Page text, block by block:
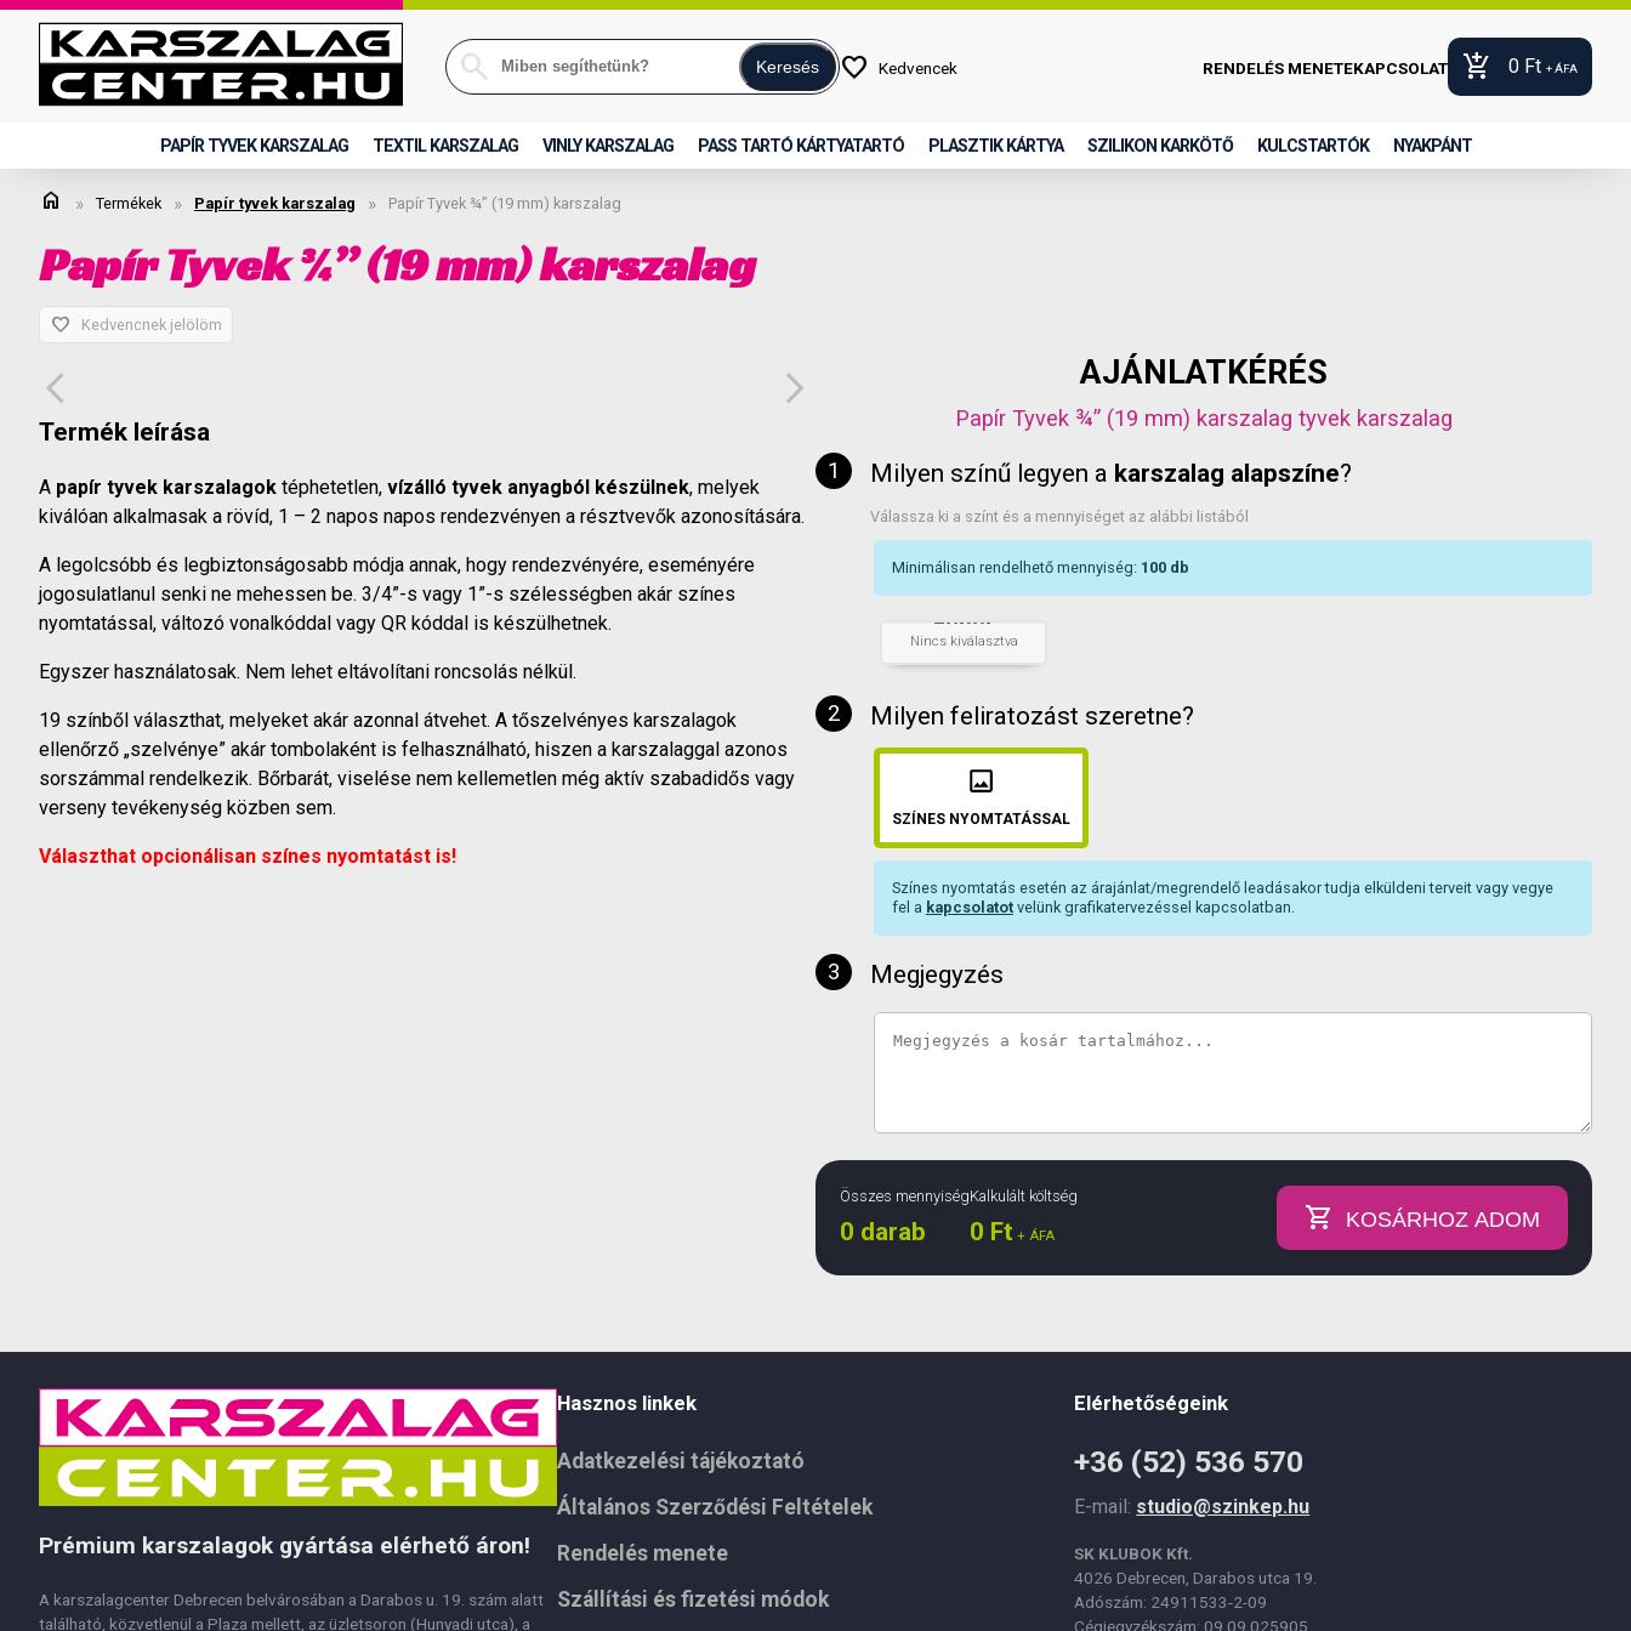
Keresés favorite Kedvencek RENDELÉS MENETEKAPCSOLAT add_shopping_cart 0 Ft + ÁFA
PAPÍR TYVEK KARSZALAG TEXTIL KARSZALAG VINLY KARSZALAG PASS TARTÓ KÁRTYATARTÓ PLASZTIK KÁRTYA SZILIKON KARKÖTŐ KULCSTARTÓK NYAKPÁNT
home » Termékek » Papír tyvek karszalag » Papír Tyvek ¾” (19 mm) karszalag
Papír Tyvek ¾” (19 mm) karszalag
favorite Kedvencnek jelölöm
arrow_back_ios arrow_forward_ios
Termék leírása
A papír tyvek karszalagok téphetetlen, vízálló tyvek anyagból készülnek, melyek
kiválóan alkalmasak a rövíd, 1 – 2 napos napos rendezvényen a résztvevők azonosítására.
A legolcsóbb és legbiztonságosabb módja annak, hogy rendezvényére, eseményére
jogosulatlanul senki ne mehessen be. 3/4”-s vagy 1”-s szélességben akár színes
nyomtatással, változó vonalkóddal vagy QR kóddal is készülhetnek.
Egyszer használatosak. Nem lehet eltávolítani roncsolás nélkül.
19 színből választhat, melyeket akár azonnal átvehet. A tőszelvényes karszalagok
ellenőrző „szelvénye” akár tombolaként is felhasználható, hiszen a karszalaggal azonos
sorszámmal rendelkezik. Bőrbarát, viselése nem kellemetlen még aktív szabadidős vagy
verseny tevékenység közben sem.
Választhat opcionálisan színes nyomtatást is!
AJÁNLATKÉRÉS
Papír Tyvek ¾” (19 mm) karszalag tyvek karszalag
Milyen színű legyen a karszalag alapszíne?
Válassza ki a színt és a mennyiséget az alábbi listából
Minimálisan rendelhető mennyiség: 100 db
Fehér
Nincs kiválasztva
db
Milyen feliratozást szeretne?
SZÍNES NYOMTATÁSSAL
Színes nyomtatás esetén az árajánlat/megrendelő leadásakor tudja elküldeni terveit vagy vegye
fel a kapcsolatot velünk grafikatervezéssel kapcsolatban.
Megjegyzés
Összes mennyiség
0 darab
Kalkulált költség
0 Ft + ÁFA
KOSÁRHOZ ADOM
Prémium karszalagok gyártása elérhető áron!
A karszalagcenter Debrecen belvárosában a Darabos u. 19. szám alatt
található, közvetlenül a Plaza mellett, az üzletsoron (Hunyadi utca), a
Hasznos linkek
Adatkezelési tájékoztató
Általános Szerződési Feltételek
Rendelés menete
Szállítási és fizetési módok
Elérhetőségeink
+36 (52) 536 570
E-mail: studio@szinkep.hu
SK KLUBOK Kft.
4026 Debrecen, Darabos utca 19.
Adószám: 24911533-2-09
Cégjegyzékszám: 09 09 025905